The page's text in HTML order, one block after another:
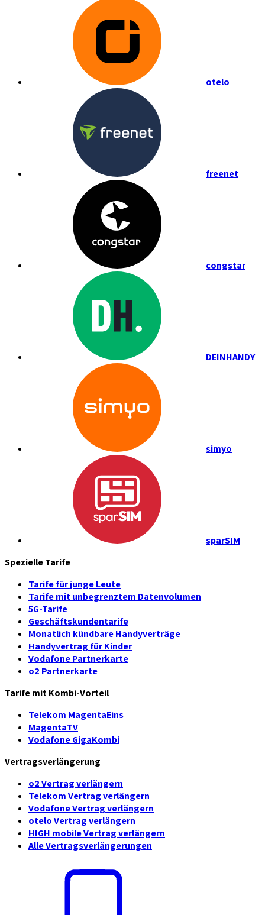
otelo
freenet
congstar
DEINHANDY
simyo
sparSIM
Spezielle Tarife
Tarife für junge Leute
Tarife mit unbegrenztem Datenvolumen
5G-Tarife
Geschäftskundentarife
Monatlich kündbare Handyverträge
Handyvertrag für Kinder
Vodafone Partnerkarte
o2 Partnerkarte
Tarife mit Kombi-Vorteil
Telekom MagentaEins
MagentaTV
Vodafone GigaKombi
Vertragsverlängerung
o2 Vertrag verlängern
Telekom Vertrag verlängern
Vodafone Vertrag verlängern
otelo Vertrag verlängern
HIGH mobile Vertrag verlängern
Alle Vertragsverlängerungen